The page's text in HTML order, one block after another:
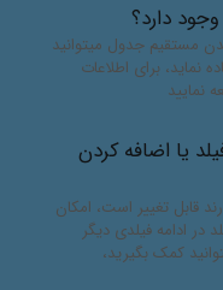
دارد؟
مستقیم جدول میتوانید
نماید، برای اطلاعات
نمایید
یا اضافه کردن
قابل تغییر است، امکان
در ادامه فیلدی دیگر
کمک بگیرید،